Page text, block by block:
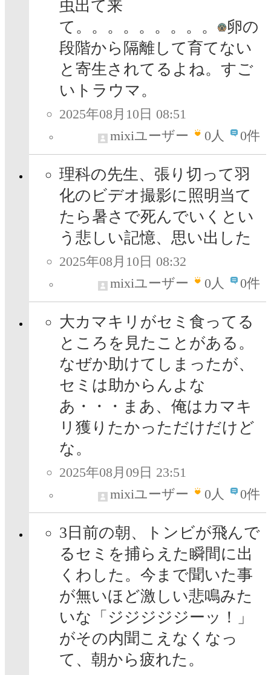
虫出て来
て。。。。。。。。。
卵の
段階から隔離して育てない
と寄生されてるよね。すご
いトラウマ。
2025年08月10日 08:51
mixiユーザー
0人 0件
理科の先生、張り切って羽
化のビデオ撮影に照明当て
たら暑さで死んでいくとい
う悲しい記憶、思い出した
2025年08月10日 08:32
mixiユーザー
0人 0件
大カマキリがセミ食ってる
ところを見たことがある。
なぜか助けてしまったが、
セミは助からんよな
あ・・・まあ、俺はカマキ
リ獲りたかっただけだけど
な。
2025年08月09日 23:51
mixiユーザー
0人 0件
3日前の朝、トンビが飛んで
るセミを捕らえた瞬間に出
くわした。今まで聞いた事
が無いほど激しい悲鳴みた
いな「ジジジジジーッ！」
がその内聞こえなくなっ
て、朝から疲れた。